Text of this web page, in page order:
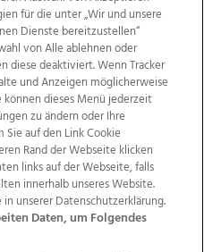
Kontakt
Jobs
AGB Anzeigekunden
Politische Werbung
für die unter „Wir und unsere
Dienste bereitzustellen“
von Alle ablehnen oder
diese deaktiviert. Wenn Tracker
und Anzeigen möglicherweise
dieses Menü jederzeit
zu ändern oder Ihre
auf den Link Cookie
Rand der Webseite klicken
links auf der Webseite, falls
innerhalb unseres Website.
unserer Datenschutzerklärung.
Daten, um Folgendes